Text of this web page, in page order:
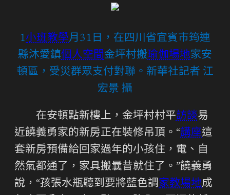
1小班教學月31日，在四川省宜賓市筠連
縣沐愛鎮個人空間金坪村搬瑜伽場地家安
頓區，受災群眾支付對聯。新華社記者 江
宏景 攝
在安頓點新樓上，金坪村村平訪談易
近饒義勇家的新房正在裝修吊頂。“講座這
套新房預備給回家過年的小孩住，電、自
然氣都通了，家具搬曩昔就住了。”饒義勇
說，“孩張水瓶聽到要將藍色調家教場地成